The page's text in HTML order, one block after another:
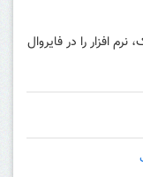
افزار را در فایروال